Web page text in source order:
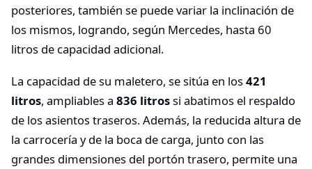
posteriores, también se puede variar la inclinación de
los mismos, logrando, según Mercedes, hasta 60
litros de capacidad adicional.
La capacidad de su maletero, se sitúa en los421
litros, ampliables a 836 litrossi abatimos el respaldo
de los asientos traseros. Además, la reducida altura de
la carrocería y de la boca de carga, junto con las
grandes dimensiones del portón trasero, permite una